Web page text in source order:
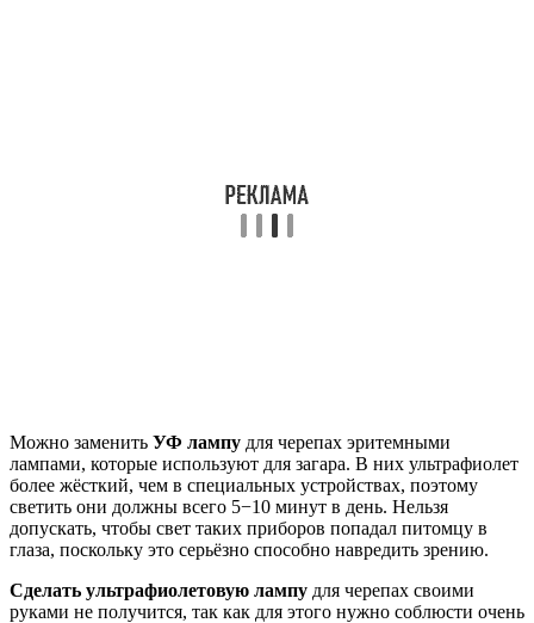
Можно заменить УФ лампу для черепах эритемными
лампами, которые используют для загара. В них ультрафиолет
более жёсткий, чем в специальных устройствах, поэтому
светить они должны всего 5−10 минут в день. Нельзя
допускать, чтобы свет таких приборов попадал питомцу в
глаза, поскольку это серьёзно способно навредить зрению.
Сделать ультрафиолетовую лампу для черепах своими
руками не получится, так как для этого нужно соблюсти очень